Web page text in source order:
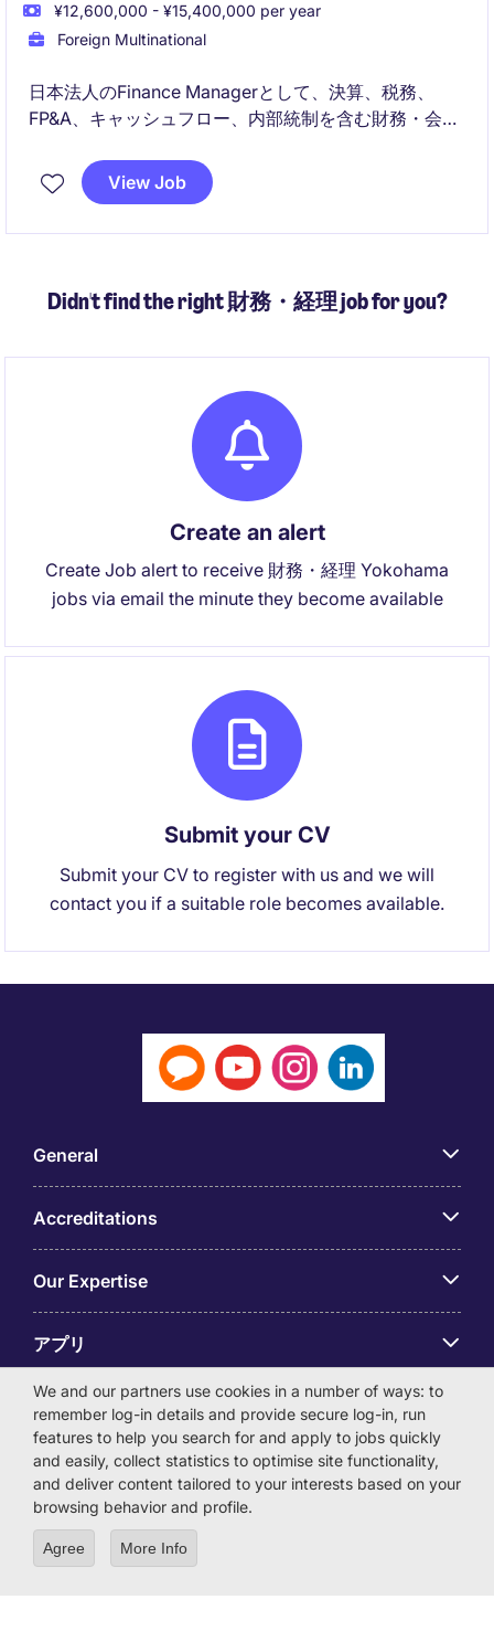
¥12,600,000 - ¥15,400,000 per year
Foreign Multinational
日本法人のFinance Managerとして、決算、税務、
FP&A、キャッシュフロー、内部統制を含む財務・会計
国内の経営陣およびグローバルファイナンスチームと
View Job
Didn't find the right 財務・経理 job for you?
Create an alert
Create Job alert to receive 財務・経理 Yokohama
jobs via email the minute they become available
Submit your CV
Submit your CV to register with us and we will
contact you if a suitable role becomes available.
General
Accreditations
Our Expertise
アプリ
Employer Centre
© Michael Page International (Japan) K.K. Corporation
Number 0104-01-043253 Registered Office 6F Hulic
We and our partners use cookies in a number of ways: to
remember log-in details and provide secure log-in, run
features to help you search for and apply to jobs quickly
and easily, collect statistics to optimise site functionality,
and deliver content tailored to your interests based on your
browsing behavior and profile.
Agree More Info